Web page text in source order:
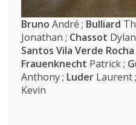
Actualités
Contact
Emploi
proFonds
Recherche
(Par exemple: un métier
Bruno André ; Bulliard
Jonathan ; Chassot
Santos Vila Verde Rocha
Frauenknecht Patrick ;
Anthony ; Luder Laurent ;
Kevin